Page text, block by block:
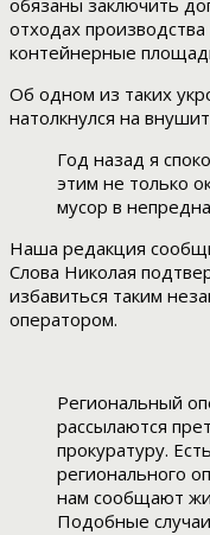
обязаны заключить
отходах
контейнерные
Об одном из таких
натолкнулся на
Год назад я
этим не только
мусор в
Наша редакция
Слова Николая
избавиться таким
оператором.
Региональный
рассылаются
прокуратуру.
регионального
нам сообщают
Подобные